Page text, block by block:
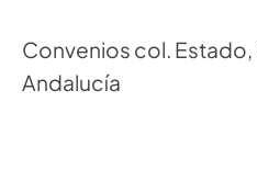
Convenios col. Estado,
Andalucía